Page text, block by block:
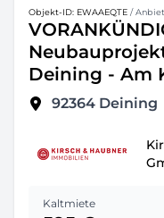
Objekt-ID: EWAAEQTE /
Deining - Am
92364 Deining
Kaltmiete